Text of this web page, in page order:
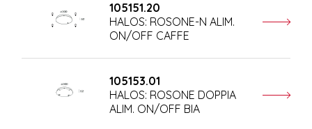
105151.20
HALOS: ROSONE-N ALIM.
ON/OFF CAFFE
105153.01
HALOS: ROSONE DOPPIA
ALIM. ON/OFF BIA